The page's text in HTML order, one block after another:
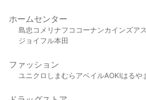
ホームセンター
島忠 コメリ ナフコ コーナンカインズア
ジョイフル本田
ファッション
ユニクロ しまむら アベイルAOKIはるや